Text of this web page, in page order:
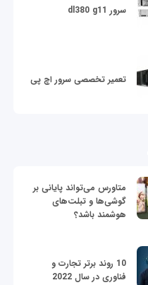
سرور dl380 g11
تعمیر تخصصی سرور اچ پی
متاورس می‌تواند پایانی بر
گوشی‌ها و تبلت‌های
هوشمند باشد؟
10 روند برتر تجارت و
فناوری در سال 2022